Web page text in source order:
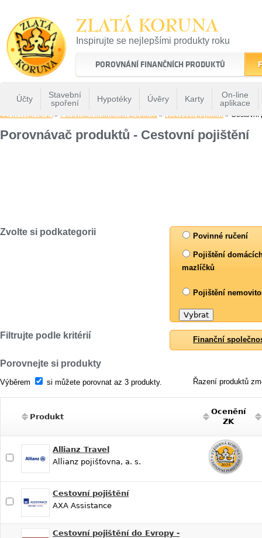
ZLATÁ KORUNA
Inspirujte se nejlepšími produkty roku
22 let tradice a kvality na finančním trhu
POROVNÁNÍ FINANČNÍCH PRODUKTŮ
Účty
Stavební
spoření
Hypotéky Úvěry Karty
On-line
aplikace
ZLATÁ KORUNA» Porovnání finančních produktů » Neživotní pojištění » Cestovní
Porovnávač produktů - Cestovní pojištění
Zvolte si podkategorii Povinné ručení
Pojištění
mazlíčků
Pojištění
Filtrujte podle kritérií Finanční
Porovnejte si produkty
Řazení produktů
Výběrem si můžete porovnat az 3 produkty.
Produkt
Ocenění
ZK
Allianz Travel
Allianz pojišťovna, a. s.
Cestovní pojištění
AXA Assistance
Cestovní pojištění do Evropy -